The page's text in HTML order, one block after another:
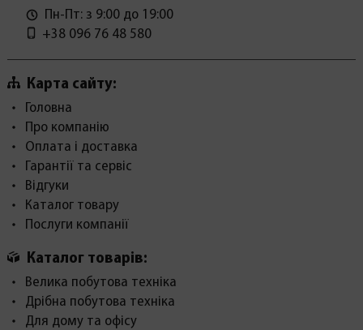
Пн-Пт: з 9:00 до 19:00
+38 096 76 48 580
Карта сайту:
Головна
Про компанію
Оплата і доставка
Гарантії та сервіс
Відгуки
Каталог товару
Послуги компанії
Каталог товарів:
Велика побутова техніка
Дрібна побутова техніка
Для дому та офісу